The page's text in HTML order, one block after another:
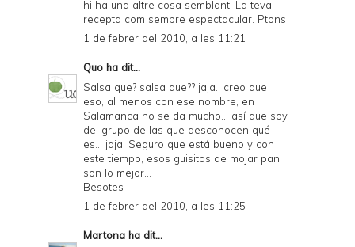
hi ha una altre cosa semblant. La teva
recepta com sempre espectacular. Ptons
1 de febrer del 2010, a les 11:21
Quo ha dit...
Salsa que? salsa que?? jaja.. creo que
eso, al menos con ese nombre, en
Salamanca no se da mucho... así que soy
del grupo de las que desconocen qué
es... jaja. Seguro que está bueno y con
este tiempo, esos guisitos de mojar pan
son lo mejor...
Besotes
1 de febrer del 2010, a les 11:25
Martona ha dit...